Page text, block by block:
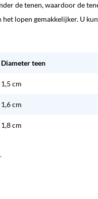
de tenen, waardoor de
lopen gemakkelijker. U
Diameter teen
1,5 cm
1,6 cm
1,8 cm